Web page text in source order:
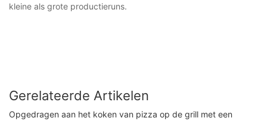
kleine als grote productieruns.
Gerelateerde Artikelen
Opgedragen aan het koken van pizza op de grill met een